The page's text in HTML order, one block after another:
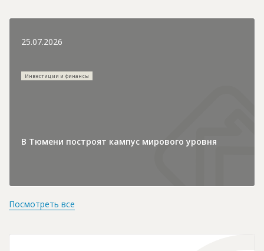
25.07.2026
Инвестиции и финансы
В Тюмени построят кампус мирового уровня
Посмотреть все